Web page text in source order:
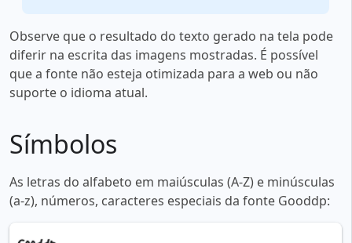
Observe que o resultado do texto gerado na tela pode
diferir na escrita das imagens mostradas. É possível
que a fonte não esteja otimizada para a web ou não
suporte o idioma atual.
Símbolos
As letras do alfabeto em maiúsculas (A-Z) e minúsculas
(a-z), números, caracteres especiais da fonte Gooddp: